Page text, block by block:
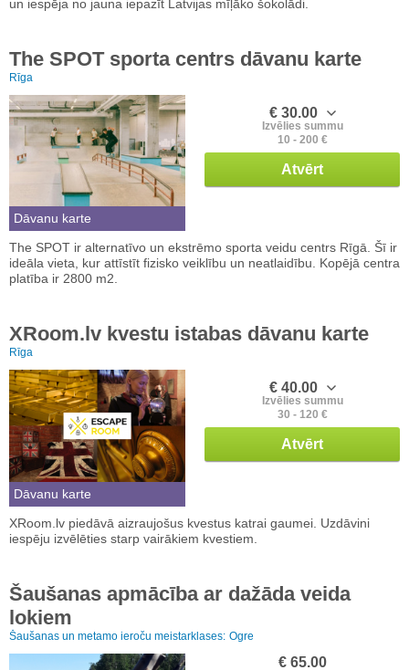
un iespēja no jauna iepazīt Latvijas mīļāko šokolādi.
The SPOT sporta centrs dāvanu karte
Rīga
Dāvanu karte
€ 30.00
Izvēlies summu
10 - 200 €
Atvērt
The SPOT ir alternatīvo un ekstrēmo sporta veidu centrs Rīgā. Šī ir
ideāla vieta, kur attīstīt fizisko veiklību un neatlaidību. Kopējā centra
platība ir 2800 m2.
XRoom.lv kvestu istabas dāvanu karte
Rīga
Dāvanu karte
€ 40.00
Izvēlies summu
30 - 120 €
Atvērt
XRoom.lv piedāvā aizraujošus kvestus katrai gaumei. Uzdāvini
iespēju izvēlēties starp vairākiem kvestiem.
Šaušanas apmācība ar dažāda veida
lokiem
Šaušanas un metamo ieroču meistarklases: Ogre
€ 65.00